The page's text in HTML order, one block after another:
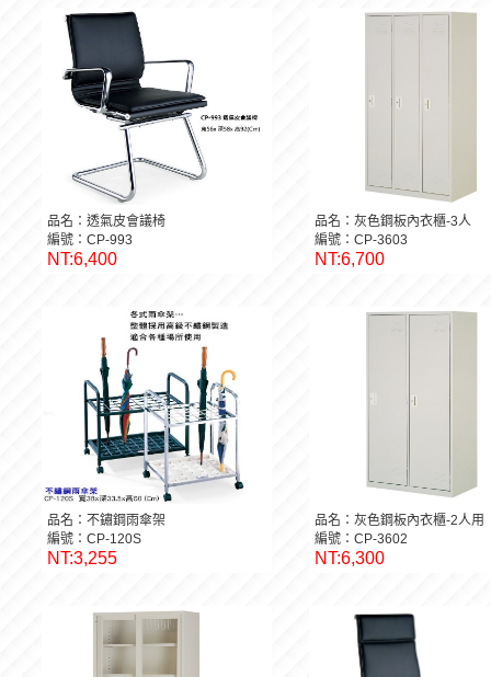
品名：透氣皮會議椅
編號：CP-993
NT:6,400
品名：灰色鋼板內衣櫃-3人
編號：CP-3603
NT:6,700
品名：不鏽鋼雨傘架
編號：CP-120S
NT:3,255
品名：灰色鋼板內衣櫃-2人用
編號：CP-3602
NT:6,300